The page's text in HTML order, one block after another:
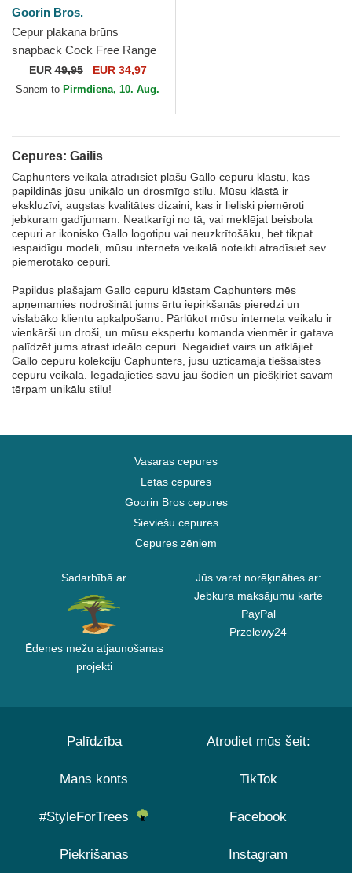
Goorin Bros.
Cepur plakana brūns
snapback Cock Free Range
The Farm Flats The Farm no
Goorin Bros.
EUR49,95 EUR 34,97
Saņem to Pirmdiena, 10. Aug.
Cepures: Gailis
Caphunters veikalā atradīsiet plašu Gallo cepuru klāstu, kas
papildinās jūsu unikālo un drosmīgo stilu. Mūsu klāstā ir
ekskluzīvi, augstas kvalitātes dizaini, kas ir lieliski piemēroti
jebkuram gadījumam. Neatkarīgi no tā, vai meklējat beisbola
cepuri ar ikonisko Gallo logotipu vai neuzkrītošāku, bet tikpat
iespaidīgu modeli, mūsu interneta veikalā noteikti atradīsiet sev
piemērotāko cepuri.
Papildus plašajam Gallo cepuru klāstam Caphunters mēs
apņemamies nodrošināt jums ērtu iepirkšanās pieredzi un
vislabāko klientu apkalpošanu. Pārlūkot mūsu interneta veikalu ir
vienkārši un droši, un mūsu ekspertu komanda vienmēr ir gatava
palīdzēt jums atrast ideālo cepuri. Negaidiet vairs un atklājiet
Gallo cepuru kolekciju Caphunters, jūsu uzticamajā tiešsaistes
cepuru veikalā. Iegādājieties savu jau šodien un piešķiriet savam
tērpam unikālu stilu!
Vasaras cepures
Lētas cepures
Goorin Bros cepures
Sieviešu cepures
Cepures zēniem
Sadarbībā ar
Ēdenes mežu atjaunošanas
projekti
Jūs varat norēķināties ar:
Jebkura maksājumu karte
PayPal
Przelewy24
Palīdzība
Mans konts
#StyleForTrees
Piekrišanas
Atrodiet mūs šeit:
TikTok
Facebook
Instagram